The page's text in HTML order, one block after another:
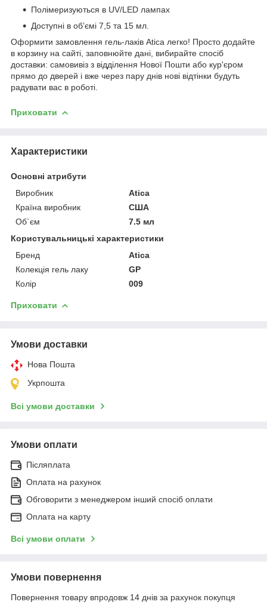
Полімеризуються в UV/LED лампах
Доступні в об’ємі 7,5 та 15 мл.
Оформити замовлення гель-лаків Atica легко! Просто додайте
в корзину на сайті, заповнюйте дані, вибирайте спосіб
доставки: самовивіз з відділення Нової Пошти або кур'єром
прямо до дверей і вже через пару днів нові відтінки будуть
радувати вас в роботі.
Приховати
Характеристики
Основні атрибути
Виробник
Atica
Країна виробник
США
Об`єм
7.5 мл
Користувальницькі характеристики
Бренд
Atica
Колекція гель лаку
GP
Колір
009
Приховати
Умови доставки
Нова Пошта
Укрпошта
Всі умови доставки
Умови оплати
Післяплата
Оплата на рахунок
Обговорити з менеджером інший спосіб оплати
Оплата на карту
Всі умови оплати
Умови повернення
Повернення товару впродовж 14 днів за рахунок покупця